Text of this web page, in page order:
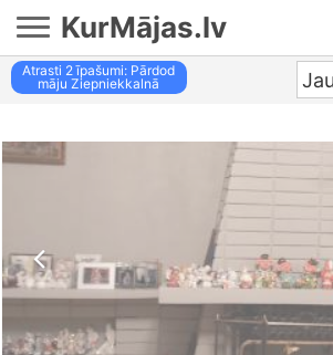
KurMājas.lv
Atrasti 2īpašumi: Pārdod
māju Ziepniekkalnā